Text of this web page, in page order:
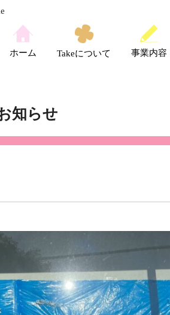
ホーム Takeについて 事業内容
知らせ